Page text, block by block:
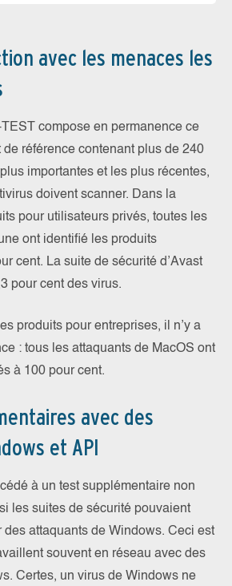
avec les menaces les
TEST compose en permanence ce
de référence contenant plus de 240
importantes et les plus récentes,
doivent scanner. Dans la
pour utilisateurs privés, toutes les
ont identifié les produits
cent. La suite de sécurité d’Avast
pour cent des virus.
produits pour entreprises, il n’y a
: tous les attaquants de MacOS ont
à 100 pour cent.
avec des
et API
à un test supplémentaire non
les suites de sécurité pouvaient
attaquants de Windows. Ceci est
souvent en réseau avec des
Certes, un virus de Windows ne